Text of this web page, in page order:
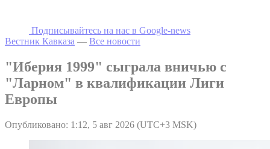
Подписывайтесь на наc в Google-news
Вестник Кавказа — Все новости
"Иберия 1999" сыграла вничью с
"Ларном" в квалификации Лиги
Европы
Опубликовано: 1:12, 5 авг 2026 (UTC+3 MSK)